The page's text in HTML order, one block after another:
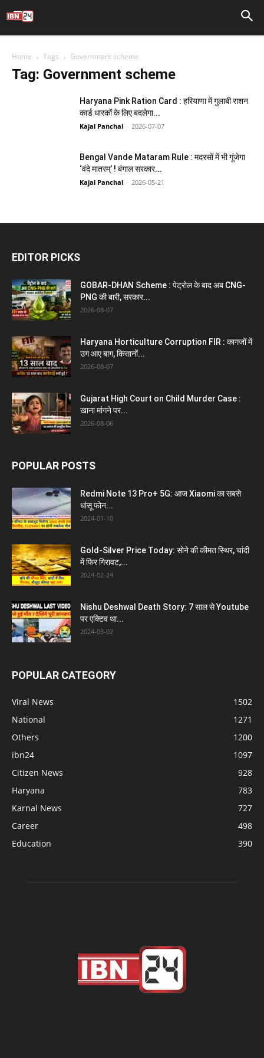
Home Tags Government scheme
Tag: Government scheme
Haryana Pink Ration Card : हरियाणा में गुलाबी राशन
कार्ड धारकों के लिए बदलेगा...
Kajal Panchal - 2026-07-07
Bengal Vande Mataram Rule : मदरसों में भी गूंजेगा
‘वंदे मातरम्’ ! बंगाल सरकार...
Kajal Panchal - 2026-05-21
EDITOR PICKS
GOBAR-DHAN Scheme : पेट्रोल के बाद अब CNG-
PNG की बारी, सरकार...
2026-08-07
Haryana Horticulture Corruption FIR : कागजों में
उग आए बाग, किसानों...
2026-08-07
Gujarat High Court on Child Murder Case :
खाना मांगने पर...
2026-08-06
POPULAR POSTS
Redmi Note 13 Pro+ 5G: आज Xiaomi का सबसे
धांसू फोन...
2024-01-10
Gold-Silver Price Today: सोने की कीमत स्थिर, चांदी
में फिर गिरावट,...
2024-02-24
Nishu Deshwal Death Story: 7 साल से Youtube
पर एक्टिव था...
2024-03-02
POPULAR CATEGORY
Viral News
1502
National
1271
Others
1200
ibn24
1097
Citizen News
928
Haryana
783
Karnal News
727
Career
498
Education
390